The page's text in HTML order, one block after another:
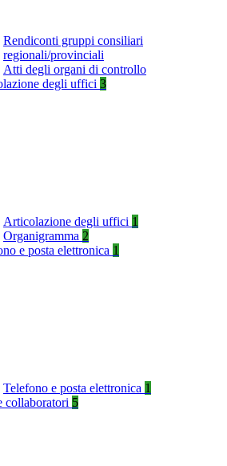
Rendiconti gruppi consiliari
regionali/provinciali
Atti degli organi di controllo
degli uffici 3
Articolazione degli uffici 1
Organigramma 2
e posta elettronica 1
Telefono e posta elettronica 1
collaboratori 5